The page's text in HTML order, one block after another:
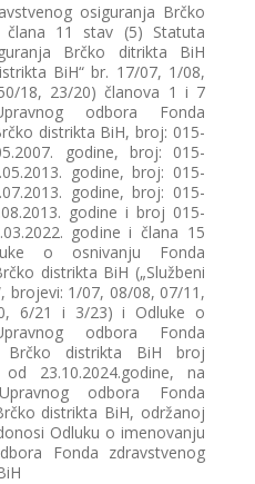
osiguranja Brčko
11 stav (5) Statuta
Brčko ditrikta BiH
BiH“ br. 17/07, 1/08,
18, 23/20) članova 1 i 7
odbora Fonda
distrikta BiH, broj: 015-
godine, broj: 015-
godine, broj: 015-
godine, broj: 015-
godine i broj 015-
godine i člana 15
o osnivanju Fonda
distrikta BiH („Službeni
brojevi: 1/07, 08/08, 07/11,
6/21 i 3/23) i Odluke o
odbora Fonda
Brčko distrikta BiH broj
23.10.2024.godine, na
odbora Fonda
distrikta BiH, održanoj
Odluku o imenovanju
Fonda zdravstvenog